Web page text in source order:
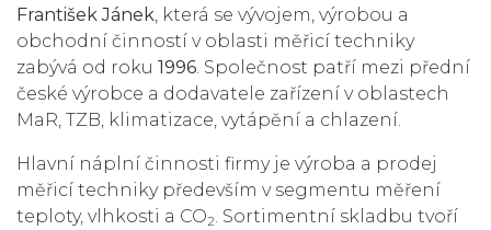
František Jánek, která se vývojem, výrobou a
obchodní činností v oblasti měřicí techniky
zabývá od roku 1996. Společnost patří mezi přední
české výrobce a dodavatele zařízení v oblastech
MaR, TZB, klimatizace, vytápění a chlazení.
Hlavní náplní činnosti firmy je výroba a prodej
měřicí techniky především v segmentu měření
teploty, vlhkosti a CO2. Sortimentní skladbu tvoří